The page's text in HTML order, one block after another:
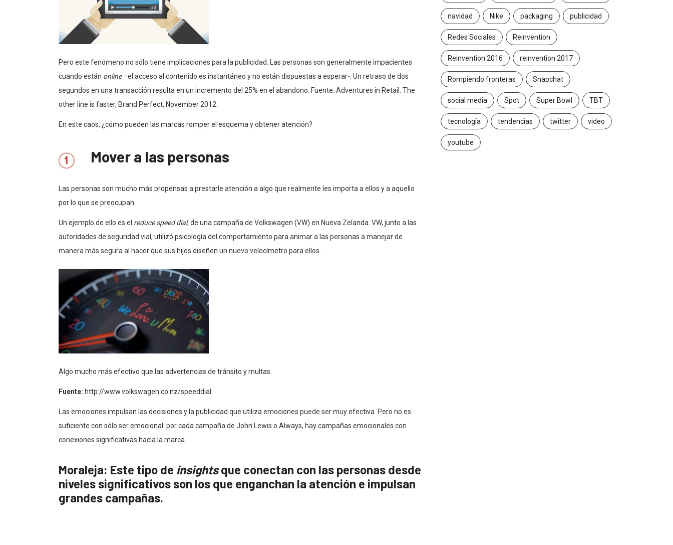
Pero este fenómeno no sólo tiene implicaciones para la publicidad. Las personas son generalmente impacientes
cuando están online–el acceso al contenido es instantáneo y no están dispuestas a esperar-. Un retraso de dos
segundos en una transacción resulta en un incremento del 25% en el abandono. Fuente: Adventures in Retail: The
other line is faster, Brand Perfect, November 2012.
En este caos, ¿cómo pueden las marcas romper el esquema y obtener atención?
Mover a las personas
Las personas son mucho más propensas a prestarle atención a algo que realmente les importa a ellos y a aquello
por lo que se preocupan.
Un ejemplo de ello es el reduce speed dial, de una campaña de Volkswagen (VW) en Nueva Zelanda. VW, junto a las
autoridades de seguridad vial, utilizó psicología del comportamiento para animar a las personas a manejar de
manera más segura al hacer que sus hijos diseñen un nuevo velocímetro para ellos.
Algo mucho más efectivo que las advertencias de tránsito y multas.
Fuente: http://www.volkswagen.co.nz/speeddial
Las emociones impulsan las decisiones y la publicidad que utiliza emociones puede ser muy efectiva. Pero no es
suficiente con sólo ser emocional: por cada campaña de John Lewis o Always, hay campañas emocionales con
conexiones significativas hacia la marca.
Moraleja: Este tipo de insightsque conectan con las personas desde
niveles significativos son los que enganchan la atención e impulsan
grandes campañas.
navidad Nike packaging publicidad
Redes Sociales Reinvention
Reinvention 2016 reinvention 2017
Rompiendo fronteras Snapchat
social media Spot Super Bowl TBT
tecnología tendencias twitter video
youtube